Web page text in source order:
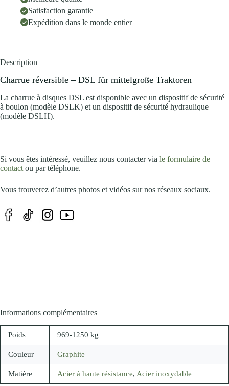
Satisfaction garantie
Expédition dans le monde entier
Description
Charrue réversible – DSL für mittelgroße Traktoren
La charrue à disques DSL est disponible avec un dispositif de sécurité
à boulon (modèle DSLK) et un dispositif de sécurité hydraulique
(modèle DSLH).
Si vous êtes intéressé, veuillez nous contacter via le formulaire de
contact ou par téléphone.
Vous trouverez d’autres photos et vidéos sur nos réseaux sociaux.
Informations complémentaires
Poids 969-1250 kg
Couleur Graphite
Matière Acier à haute résistance, Acier inoxydable